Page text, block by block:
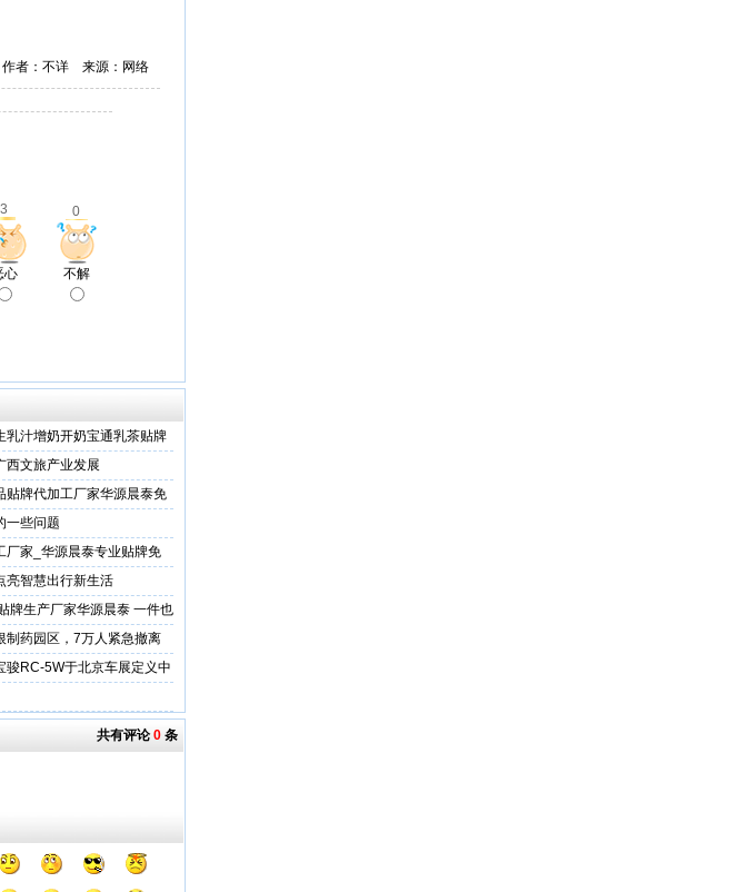
作者：不详 来源：网络
3 0
心 不解
乳汁增奶开奶宝通乳茶贴牌
西文旅产业发展
贴牌代加工厂家华源晨泰免
一些问题
厂家_华源晨泰专业贴牌免
亮智慧出行新生活
牌生产厂家华源晨泰 一件也
制药园区，7万人紧急撤离
骏RC-5W于北京车展定义中
共有评论0 条